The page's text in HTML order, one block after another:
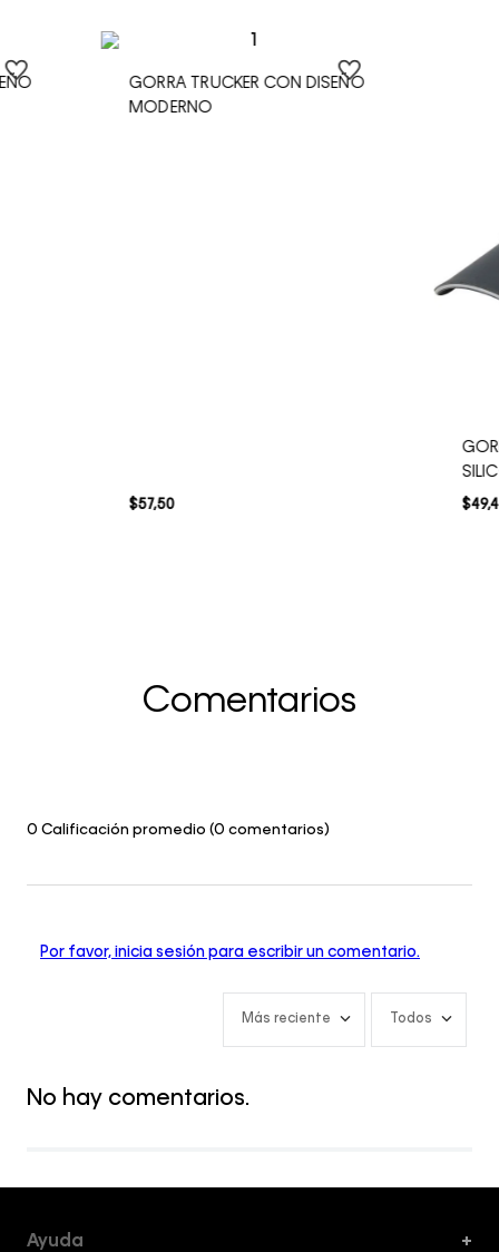
GORRA TRUCKER CON DISEÑO
MODERNO
$57,50 $49,
Comentarios
0 Calificación promedio (0 comentarios)
Por favor, inicia sesión para escribir un comentario.
Más reciente Todos
No hay comentarios.
Ayuda +